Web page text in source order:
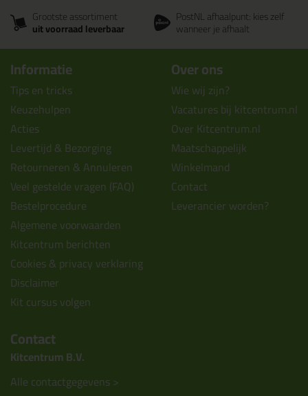
Grootste assortiment
uit voorraad leverbaar
PostNL afhaalpunt: kies zelf
wanneer je afhaalt
Informatie
Tips en tricks
Keuzehulpen
Acties
Levertijd & Bezorging
Retourneren & Annuleren
Veel gestelde vragen (FAQ)
Bestelprocedure
Algemene voorwaarden
Kitcentrum berichten
Cookies & privacy verklaring
Disclaimer
Kit cursus volgen
Over ons
Wie wij zijn?
Vacatures bij kitcentrum.nl
Over Kitcentrum.nl
Maatschappelijk
Winkelmand
Contact
Leverancier worden?
Contact
Kitcentrum B.V.
Alle contactgegevens >